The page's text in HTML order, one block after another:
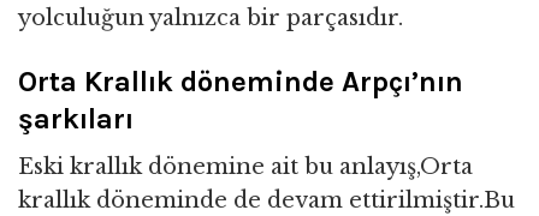
yolculuğun yalnızca bir parçasıdır.
Orta Krallık döneminde Arpçı’nın
şarkıları
Eski krallık dönemine ait bu anlayış,Orta
krallık döneminde de devam ettirilmiştir.Bu